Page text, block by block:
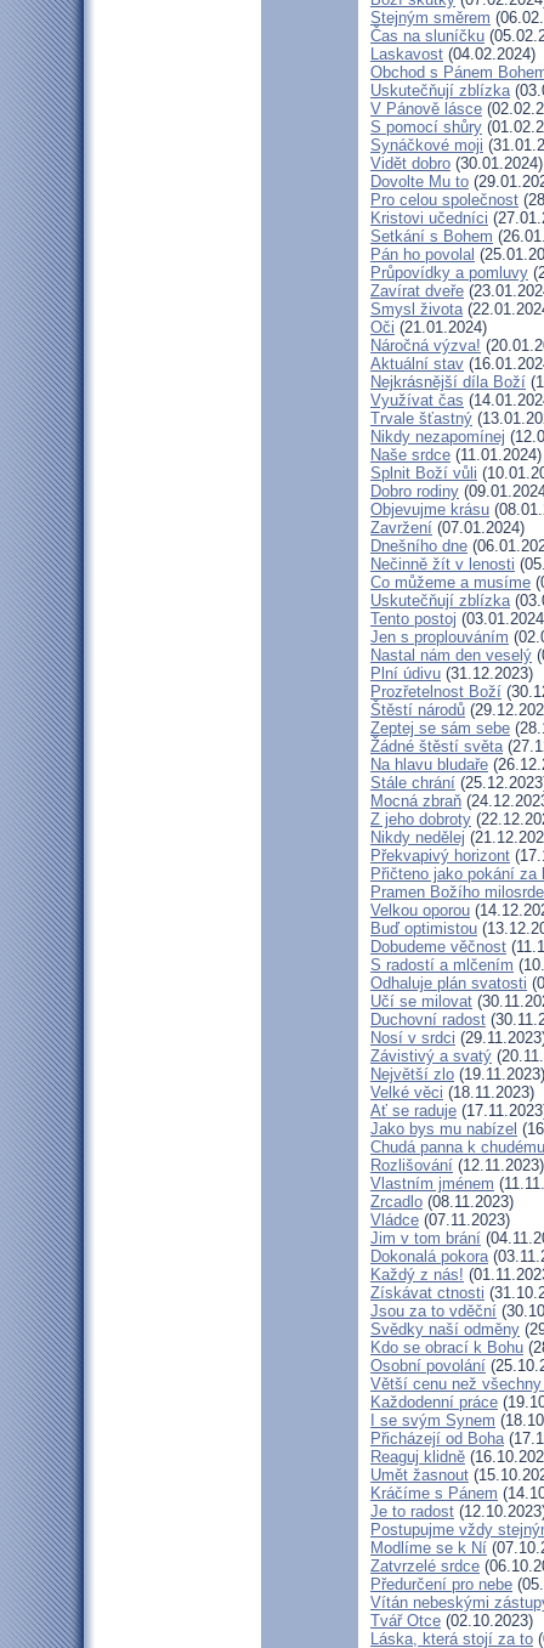
Stejným směrem
Čas na sluníčku
Laskavost (04.02.2024)
Obchod s Pánem
Uskutečňují zblízka
V Pánově lásce
S pomocí shůry
Synáčkové moji
Vidět dobro (30.01.2024)
Dovolte Mu to
Pro celou společnost
Kristovi učedníci
Setkání s Bohem
Pán ho povolal
Průpovídky a pomluvy
Zavírat dveře
Smysl života
Oči (21.01.2024)
Náročná výzva!
Aktuální stav
Nejkrásnější díla Boží
Využívat čas
Trvale šťastný
Nikdy nezapomínej
Naše srdce (11.01.2024)
Splnit Boží vůli
Dobro rodiny
Objevujme krásu
Zavržení (07.01.2024)
Dnešního dne
Nečinně žít v lenosti
Co můžeme a musíme
Uskutečňují zblízka
Tento postoj
Jen s proplouváním
Nastal nám den veselý
Plní údivu (31.12.2023)
Prozřetelnost Boží
Štěstí národů
Zeptej se sám sebe
Žádné štěstí světa
Na hlavu bludaře
Stále chrání
Mocná zbraň
Z jeho dobroty
Nikdy nedělej
Překvapivý horizont
Přičteno jako pokání za
Pramen Božího
Velkou oporou
Buď optimistou
Dobudeme věčnost
S radostí a mlčením
Odhaluje plán svatosti
Učí se milovat
Duchovní radost
Nosí v srdci
Závistivý a svatý
Největší zlo (19.11.2023)
Velké věci (18.11.2023)
Ať se raduje
Jako bys mu nabízel
Chudá panna k
Rozlišování (12.11.2023)
Vlastním jménem
Zrcadlo (08.11.2023)
Vládce (07.11.2023)
Jim v tom brání
Dokonalá pokora
Každý z nás!
Získávat ctnosti
Jsou za to vděční
Svědky naší odměny
Kdo se obrací k Bohu
Osobní povolání
Větší cenu než
Každodenní práce
I se svým Synem
Přicházejí od Boha
Reaguj klidně
Umět žasnout
Kráčíme s Pánem
Je to radost
Postupujme vždy
Modlíme se k Ní
Zatvrzelé srdce
Předurčení pro nebe
Vítán nebeskými
Tvář Otce (02.10.2023)
Láska, která stojí za to